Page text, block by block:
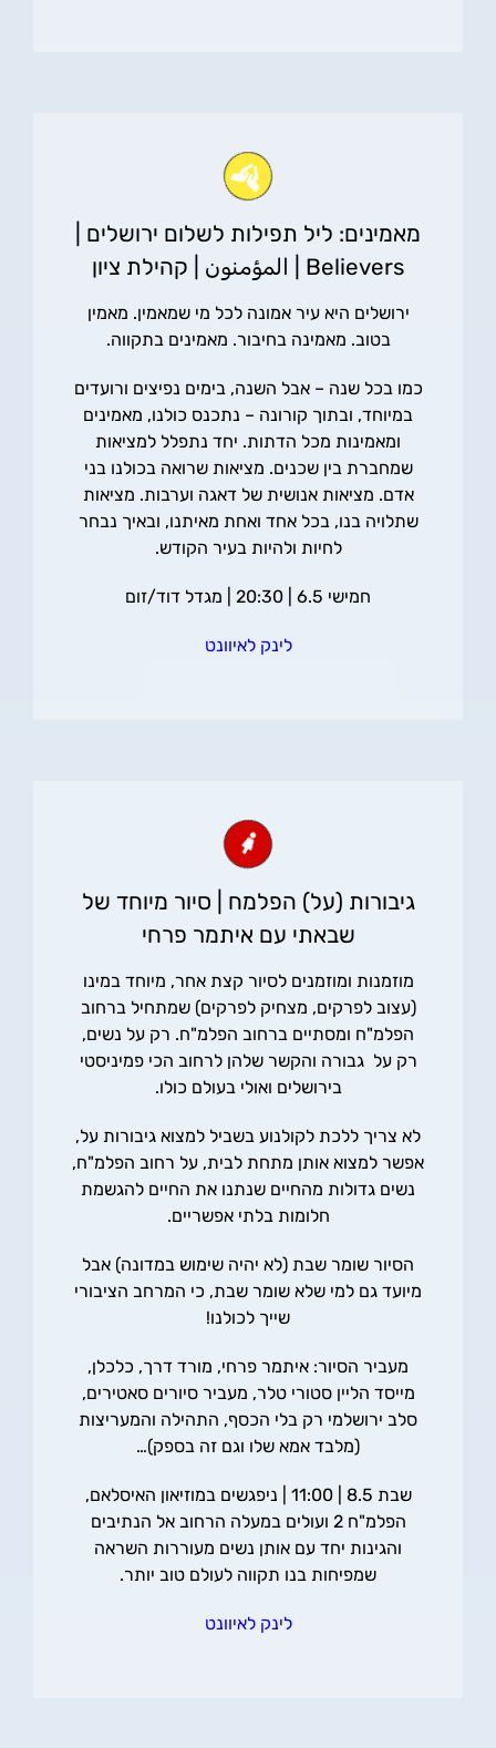
מאמינים: ליל תפילות לשלום ירושלים |
Believers | المؤمنون | קהילת ציון
ירושלים היא עיר אמונה לכל מי שמאמין. מאמין
בטוב. מאמינה בחיבור. מאמינים בתקווה.
כמו בכל שנה – אבל השנה, בימים נפיצים ורועדים
במיוחד, ובתוך קורונה – נתכנס כולנו, מאמינים
ומאמינות מכל הדתות. יחד נתפלל למציאות
שמחברת בין שכנים. מציאות שרואה בכולנו בני
אדם. מציאות אנושית של דאגה וערבות. מציאות
שתלויה בנו, בכל אחד ואחת מאיתנו, ובאיך נבחר
לחיות ולהיות בעיר הקודש.
חמישי 6.5 | 20:30 | מגדל דוד/זום
לינק לאיוונט
גיבורות (על) הפלמח | סיור מיוחד של
שבאתי עם איתמר פרחי
מוזמנות ומוזמנים לסיור קצת אחר, מיוחד במינו
(עצוב לפרקים, מצחיק לפרקים) שמתחיל ברחוב
הפלמ"ח ומסתיים ברחוב הפלמ"ח. רק על נשים,
רק על גבורה והקשר שלהן לרחוב הכי פמיניסטי
בירושלים ואולי בעולם כולו.
לא צריך ללכת לקולנוע בשביל למצוא גיבורות על,
אפשר למצוא אותן מתחת לבית, על רחוב הפלמ"ח,
נשים גדולות מהחיים שנתנו את החיים להגשמת
חלומות בלתי אפשריים.
הסיור שומר שבת (לא יהיה שימוש במדונה) אבל
מיועד גם למי שלא שומר שבת, כי המרחב הציבורי
שייך לכולנו!
מעביר הסיור: איתמר פרחי, מורד דרך, כלכלן,
מייסד הליין סטורי טלר, מעביר סיורים סאטירים,
סלב ירושלמי רק בלי הכסף, התהילה והמעריצות
(מלבד אמא שלו וגם זה בספק)…
שבת 8.5 | 11:00 | ניפגשים במוזיאון האיסלאם,
הפלמ"ח 2 ועולים במעלה הרחוב אל הנתיבים
והגינות יחד עם אותן נשים מעוררות השראה
שמפיחות בנו תקווה לעולם טוב יותר.
לינק לאיוונט